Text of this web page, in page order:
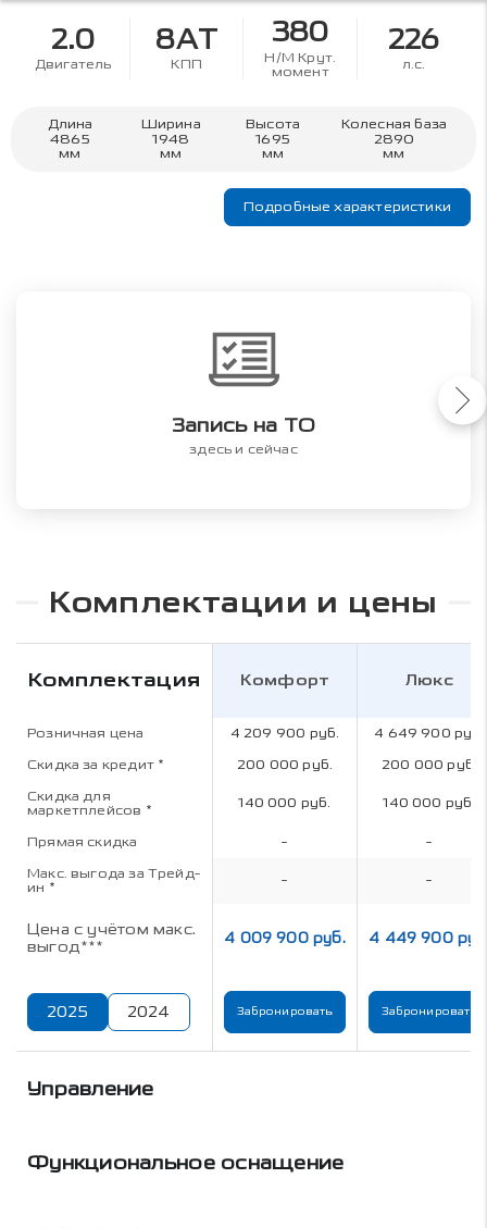
2.0
Двигатель
8AT
КПП
380
Н/М Крут.
момент
226
л.с.
Длина
4865
мм
Ширина
1948
мм
Высота
1695
мм
Колесная база
2890
мм
Подробные характеристики
Запись на ТО
здесь и сейчас
Комплектации и цены
Комплектация Комфорт Люкс
Розничная цена 4 209 900 руб. 4 649 900 руб.
Скидка за кредит * 200 000 руб. 200 000 руб.
Скидка для
маркетплейсов * 140 000 руб. 140 000 руб.
Прямая скидка - -
Макс. выгода за Трейд-
ин * - -
Цена с учётом макс.
выгод***
4 009 900 руб. 4 449 900
2025 2024 Забронировать Забронировать
Управление
Функциональное оснащение